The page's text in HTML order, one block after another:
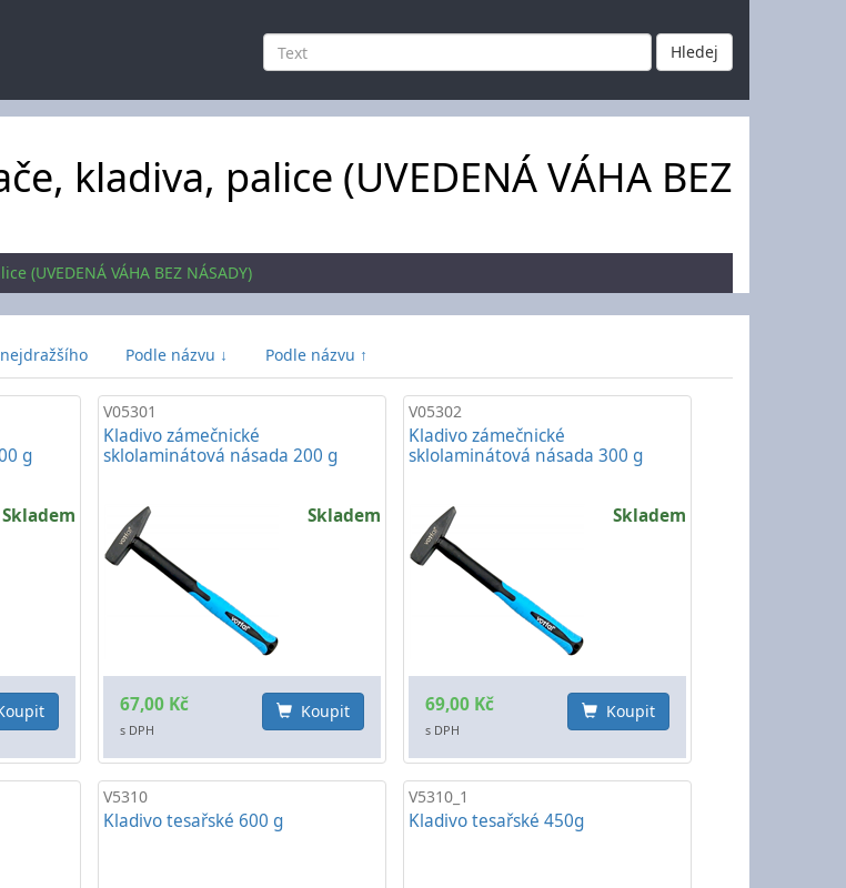
kladiva, palice (UVEDENÁ VÁHA BEZ
(UVEDENÁ VÁHA BEZ NÁSADY)
Podle názvu ↓ Podle názvu ↑
g
Skladem
V05301
Kladivo zámečnické
sklolaminátová násada 200 g
Skladem
67,00 Kč
s DPH
Koupit
V05302
Kladivo zámečnické
sklolaminátová násada 300 g
Skladem
69,00 Kč
s DPH
Koupit
V5310
Kladivo tesařské 600 g
V5310_1
Kladivo tesařské 450g